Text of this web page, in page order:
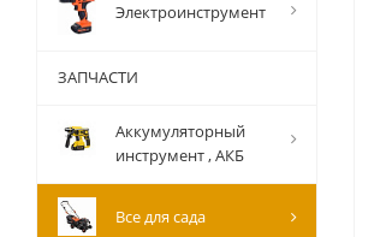
Электроинструмент
ЗАПЧАСТИ
Аккумуляторный
инструмент , АКБ
Все для сада